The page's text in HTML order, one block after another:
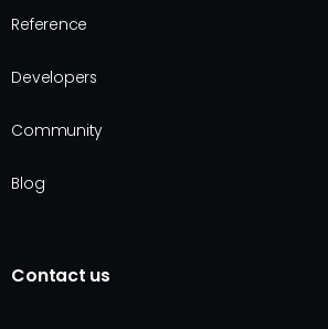
Reference
Developers
Community
Blog
Contact us